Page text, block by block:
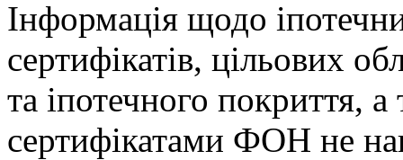
Iнформацiя щодо
сертифiкатiв, цiльових
та iпотечного покриття,
сертифiкатами ФОН не